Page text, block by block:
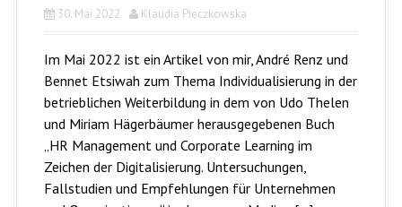
30. Mai 2022 Klaudia Pieczkowska
Im Mai 2022 ist ein Artikel von mir, André Renz und
Bennet Etsiwah zum Thema Individualisierung in der
betrieblichen Weiterbildung in dem von Udo Thelen
und Miriam Hägerbäumer herausgegebenen Buch
„HR Management und Corporate Learning im
Zeichen der Digitalisierung. Untersuchungen,
Fallstudien und Empfehlungen für Unternehmen